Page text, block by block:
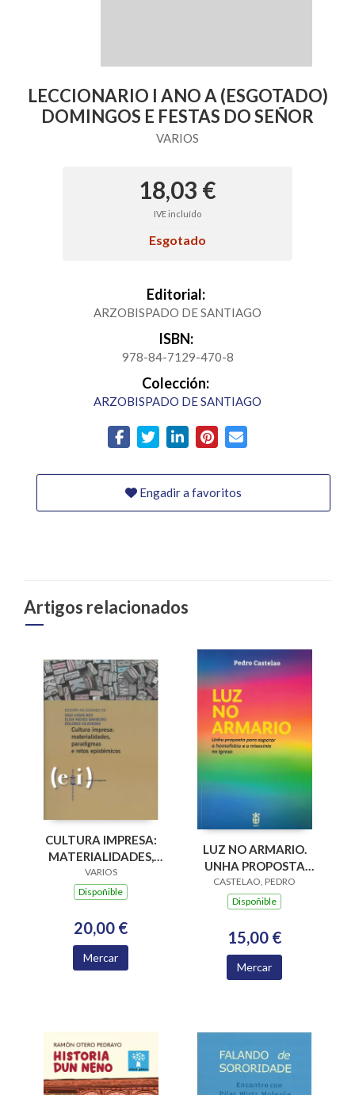
LECCIONARIO I ANO A (ESGOTADO)
DOMINGOS E FESTAS DO SEÑOR
VARIOS
18,03 €
IVE incluído
Esgotado
Editorial:
ARZOBISPADO DE SANTIAGO
ISBN:
978-84-7129-470-8
Colección:
ARZOBISPADO DE SANTIAGO
Engadir a favoritos
Artigos relacionados
CULTURA IMPRESA:
MATERIALIDADES,
PARADIGMAS E
RETOS EPISTÉMICOS
VARIOS
Dispoñible
20,00 €
Mercar
LUZ NO ARMARIO.
UNHA PROPOSTA
PARA SUPERAR A
HOMOFOBIA E A
IGREXA
CASTELAO, PEDRO
Dispoñible
15,00 €
Mercar